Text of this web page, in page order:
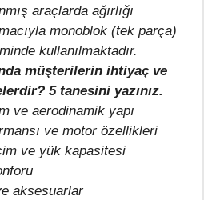
araçlarda ağırlığı
monoblok (tek parça)
kullanılmaktadır.
müşterilerin ihtiyaç ve
5 tanesini yazınız.
ve aerodinamik yapı
ve motor özellikleri
ve yük kapasitesi
aksesuarlar